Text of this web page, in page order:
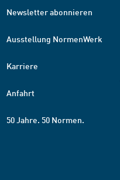
Newsletter abonnieren
Ausstellung NormenWerk
Karriere
Anfahrt
50 Jahre. 50 Normen.